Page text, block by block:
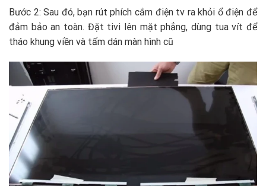
Bước 2: Sau đó, bạn rút phích cắm điện tv ra khỏi ổ điện để
đảm bảo an toàn. Đặt tivi lên mặt phẳng, dùng tua vít để
tháo khung viền và tấm dán màn hình cũ